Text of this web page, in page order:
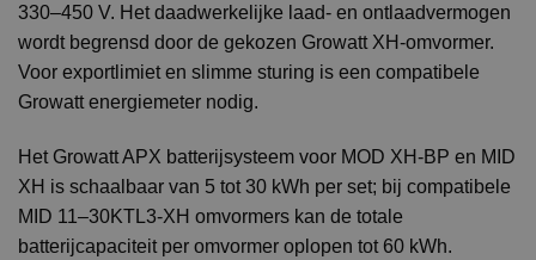
330–450 V. Het daadwerkelijke laad- en ontlaadvermogen
wordt begrensd door de gekozen Growatt XH-omvormer.
Voor exportlimiet en slimme sturing is een compatibele
Growatt energiemeter nodig.
Het Growatt APX batterijsysteem voor MOD XH-BP en MID
XH is schaalbaar van 5 tot 30 kWh per set; bij compatibele
MID 11–30KTL3-XH omvormers kan de totale
batterijcapaciteit per omvormer oplopen tot 60 kWh.